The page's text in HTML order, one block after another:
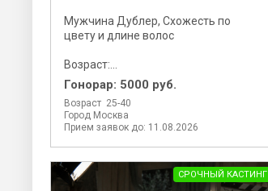
Мужчина Дублер, Схожесть по
цвету и длине волос
Возраст:...
Гонорар: 5000 руб.
Возраст 25-40
Город Москва
Прием заявок до: 11.08.2026
СРОЧНЫЙ КАСТИНГ